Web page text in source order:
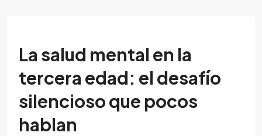
La salud mental en la
tercera edad: el desafío
silencioso que pocos
hablan